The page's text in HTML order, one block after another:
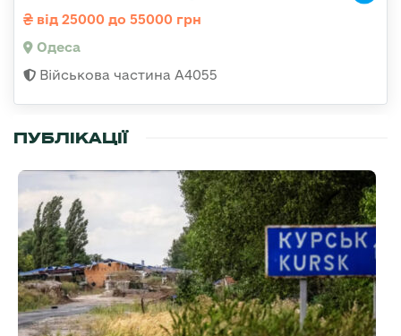
від 25000 до 55000 грн
Одеса
Військова частина А4055
ПУБЛІКАЦІЇ